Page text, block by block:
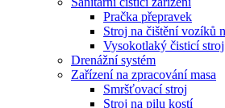
Pračka přepravek
Stroj na čištění vozíků
Vysokotlaký čisticí stroj
Drenážní systém
Zařízení na zpracování masa
Smršťovací stroj
Stroj na pilu kostí